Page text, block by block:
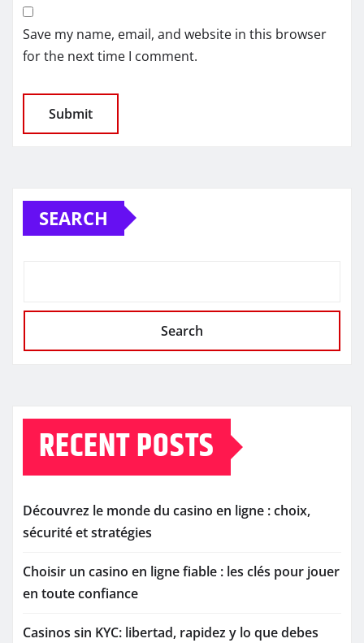
Save my name, email, and website in this browser
for the next time I comment.
SEARCH
Search
RECENT POSTS
Découvrez le monde du casino en ligne : choix,
sécurité et stratégies
Choisir un casino en ligne fiable : les clés pour jouer
en toute confiance
Casinos sin KYC: libertad, rapidez y lo que debes